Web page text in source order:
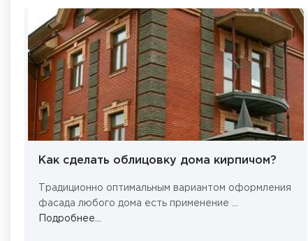
Как сделать облицовку дома кирпичом?
Традиционно оптимальным вариантом оформления
фасада любого дома есть применение ...
Подробнее...